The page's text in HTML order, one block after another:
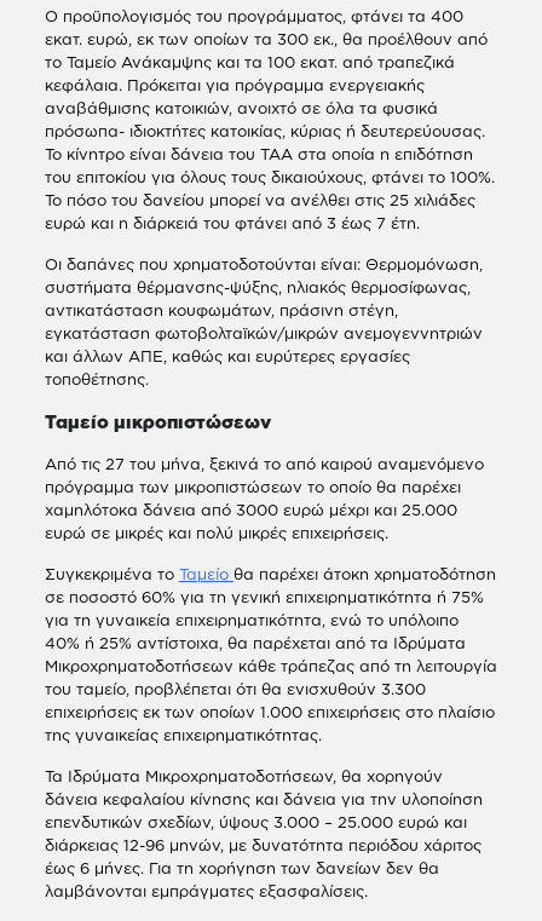
Ο προϋπολογισμός του προγράμματος, φτάνει τα 400
εκατ. ευρώ, εκ των οποίων τα 300 εκ., θα προέλθουν από
το Ταμείο Ανάκαμψης και τα 100 εκατ. από τραπεζικά
κεφάλαια. Πρόκειται για πρόγραμμα ενεργειακής
αναβάθμισης κατοικιών, ανοιχτό σε όλα τα φυσικά
πρόσωπα- ιδιοκτήτες κατοικίας, κύριας ή δευτερεύουσας.
Το κίνητρο είναι δάνεια του ΤΑΑ στα οποία η επιδότηση
του επιτοκίου για όλους τους δικαιούχους, φτάνει το 100%.
Το πόσο του δανείου μπορεί να ανέλθει στις 25 χιλιάδες
ευρώ και η διάρκειά του φτάνει από 3 έως 7 έτη.
Οι δαπάνες που χρηματοδοτούνται είναι: Θερμομόνωση,
συστήματα θέρμανσης-ψύξης, ηλιακός θερμοσίφωνας,
αντικατάσταση κουφωμάτων, πράσινη στέγη,
εγκατάσταση φωτοβολταϊκών/μικρών ανεμογεννητριών
και άλλων ΑΠΕ, καθώς και ευρύτερες εργασίες
τοποθέτησης.
Ταμείο μικροπιστώσεων
Από τις 27 του μήνα, ξεκινά το από καιρού αναμενόμενο
πρόγραμμα των μικροπιστώσεων το οποίο θα παρέχει
χαμηλότοκα δάνεια από 3000 ευρώ μέχρι και 25.000
ευρώ σε μικρές και πολύ μικρές επιχειρήσεις.
Συγκεκριμένα το Ταμείο θα παρέχει άτοκη χρηματοδότηση
σε ποσοστό 60% για τη γενική επιχειρηματικότητα ή 75%
για τη γυναικεία επιχειρηματικότητα, ενώ το υπόλοιπο
40% ή 25% αντίστοιχα, θα παρέχεται από τα Ιδρύματα
Μικροχρηματοδοτήσεων κάθε τράπεζας από τη λειτουργία
του ταμείο, προβλέπεται ότι θα ενισχυθούν 3.300
επιχειρήσεις εκ των οποίων 1.000 επιχειρήσεις στο πλαίσιο
της γυναικείας επιχειρηματικότητας.
Τα Ιδρύματα Μικροχρηματοδοτήσεων, θα χορηγούν
δάνεια κεφαλαίου κίνησης και δάνεια για την υλοποίηση
επενδυτικών σχεδίων, ύψους 3.000 – 25.000 ευρώ και
διάρκειας 12-96 μηνών, με δυνατότητα περιόδου χάριτος
έως 6 μήνες. Για τη χορήγηση των δανείων δεν θα
λαμβάνονται εμπράγματες εξασφαλίσεις.